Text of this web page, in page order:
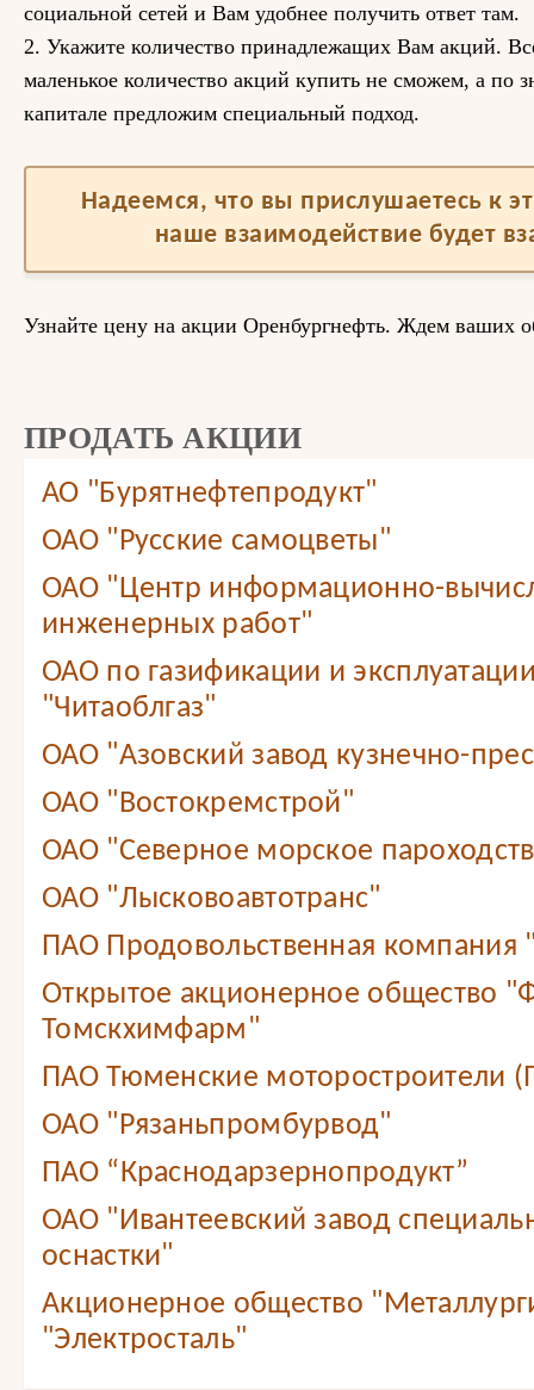
социальной сетей и Вам удобнее получить ответ там.
2. Укажите количество принадлежащих Вам акций.
маленькое количество акций купить не сможем, а по
капитале предложим специальный подход.
Надеемся, что вы прислушаетесь к
наше взаимодействие будет
Узнайте цену на акции Оренбургнефть. Ждем ваших
ПРОДАТЬ АКЦИИ
АО "Бурятнефтепродукт"
ОАО "Русские самоцветы"
ОАО "Центр информационно-
инженерных работ"
ОАО по газификации и эксплуатации
"Читаоблгаз"
ОАО "Азовский завод кузнечно-
ОАО "Востокремстрой"
ОАО "Северное морское
ОАО "Лысковоавтотранс"
ПАО Продовольственная
Открытое акционерное общество
Томскхимфарм"
ПАО Тюменские моторостроители
ОАО "Рязаньпромбурвод"
ПАО “Краснодарзернопродукт”
ОАО "Ивантеевский завод
оснастки"
Акционерное общество
"Электросталь"